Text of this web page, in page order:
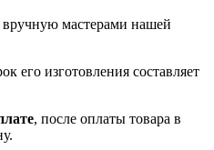
вручную мастерами нашей
его изготовления составляет
, после оплаты товара в